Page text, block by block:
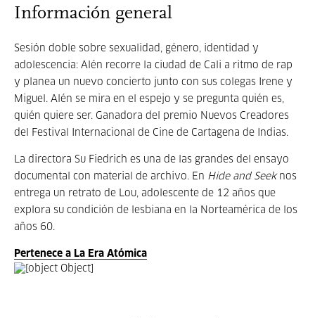
Información general
Sesión doble sobre sexualidad, género, identidad y
adolescencia: Alén recorre la ciudad de Cali a ritmo de rap
y planea un nuevo concierto junto con sus colegas Irene y
Miguel. Alén se mira en el espejo y se pregunta quién es,
quién quiere ser. Ganadora del premio Nuevos Creadores
del Festival Internacional de Cine de Cartagena de Indias.
La directora Su Fiedrich es una de las grandes del ensayo
documental con material de archivo. En Hide and Seeknos
entrega un retrato de Lou, adolescente de 12 años que
explora su condición de lesbiana en la Norteamérica de los
años 60.
Pertenece a La Era Atómica